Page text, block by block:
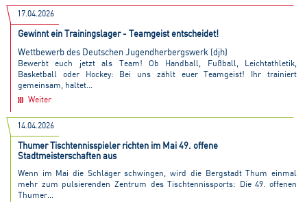
17.04.2026
Gewinnt ein Trainingslager - Teamgeist entscheidet!
Wettbewerb des Deutschen Jugendherbergswerk (djh)
Bewerbt euch jetzt als Team! Ob Handball, Fußball, Leichtathletik,
Basketball oder Hockey: Bei uns zählt euer Teamgeist! Ihr trainiert
gemeinsam, haltet...
Weiter
14.04.2026
Thumer Tischtennisspieler richten im Mai 49. offene
Stadtmeisterschaften aus
Wenn im Mai die Schläger schwingen, wird die Bergstadt Thum einmal
mehr zum pulsierenden Zentrum des Tischtennissports: Die 49. offenen
Thumer...